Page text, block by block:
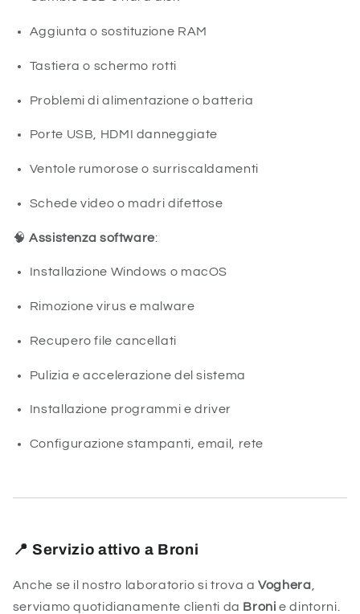
Aggiunta o sostituzione RAM
Tastiera o schermo rotti
Problemi di alimentazione o batteria
Porte USB, HDMI danneggiate
Ventole rumorose o surriscaldamenti
Schede video o madri difettose
🧠Assistenza software:
Installazione Windows o macOS
Rimozione virus e malware
Recupero file cancellati
Pulizia e accelerazione del sistema
Installazione programmi e driver
Configurazione stampanti, email, rete
📍 Servizio attivo a Broni
Anche se il nostro laboratorio si trova aVoghera
serviamo quotidianamente clienti da Broni e dintorni.